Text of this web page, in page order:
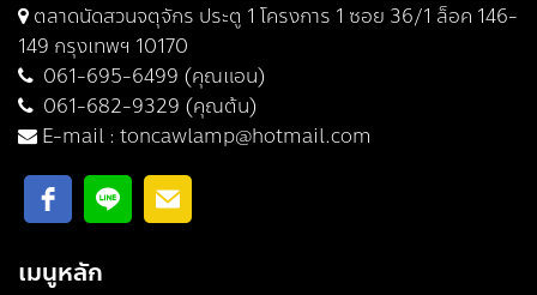
ตลาดนัดสวนจตุจักร ประตู 1 โครงการ 1 ซอย 36/1 ล็อค 146-
149 กรุงเทพฯ 10170
061-695-6499 (คุณแอน)
061-682-9329 (คุณต้น)
E-mail : toncawlamp@hotmail.com
เมนูหลัก